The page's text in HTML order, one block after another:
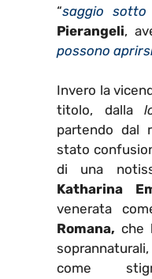
“saggio
Pierangeli,
possono
Invero la
titolo, dalla
partendo dal
stato
di una
Katharina
venerata
Romana, che
soprannaturali,
come